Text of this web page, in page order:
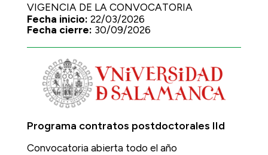
VIGENCIA DE LA CONVOCATORIA
Fecha inicio: 22/03/2026
Fecha cierre: 30/09/2026
Programa contratos postdoctorales IId
Convocatoria abierta todo el año